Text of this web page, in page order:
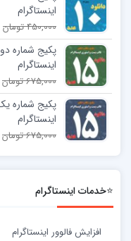
اینستاگرام
450,000 تومان
اینستاگرام
675,000 تومان
اینستاگرام
675,000 تومان
⭐خدمات اینستاگرام
افزایش فالوور اینستاگرام